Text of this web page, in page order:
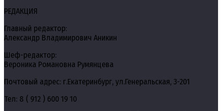
РЕДАКЦИЯ
Главный редактор:
Александр Владимирович Аникин
Шеф-редактор:
Вероника Романовна Румянцева
Почтовый адрес: г.Екатеринбург, ул.Генеральская, 3-201
Тел: 8 ( 912 ) 600 19 10